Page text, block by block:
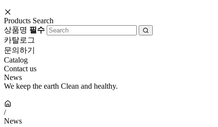
Products Search
상품명 필수
카탈로그
문의하기
Catalog
Contact us
News
We keep the earth Clean and healthy.
/
News